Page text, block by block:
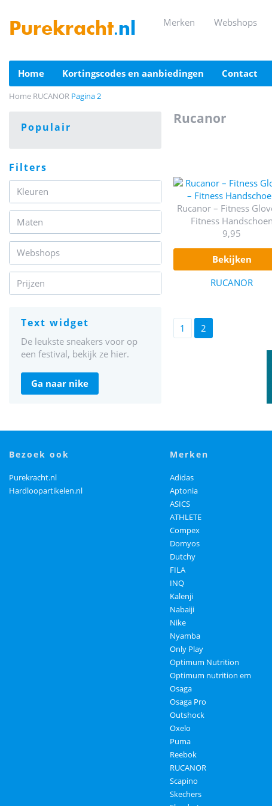
Purekracht.nl merken webshops
home kortingscodes en aanbiedingen contact
Home RUCANOR Pagina 2
rucanor
Rucanor – Fitness
Fitness Handschoen
9,95
bekijken
RUCANOR
1 2
populair
filters
Kleuren
Maten
Webshops
Prijzen
text widget
De leukste sneakers voor op
een festival, bekijk ze hier.
ga naar nike
bezoek ook
Purekracht.nl
Hardloopartikelen.nl
merken
Adidas
Aptonia
ASICS
ATHLETE
Compex
Domyos
Dutchy
FILA
INQ
Kalenji
Nabaiji
Nike
Nyamba
Only Play
Optimum Nutrition
Optimum nutrition em
Osaga
Osaga Pro
Outshock
Oxelo
Puma
Reebok
RUCANOR
Scapino
Skechers